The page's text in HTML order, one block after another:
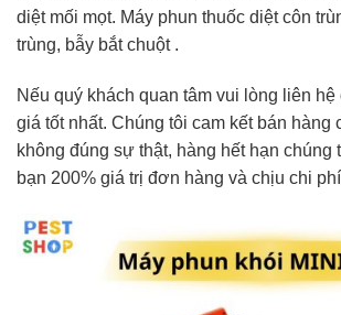
diệt mối mọt. Máy phun thuốc diệt côn
trùng, bẫy bắt chuột .
Nếu quý khách quan tâm vui lòng liên
giá tốt nhất. Chúng tôi cam kết bán hàng
không đúng sự thật, hàng hết hạn chúng
bạn 200% giá trị đơn hàng và chịu chi